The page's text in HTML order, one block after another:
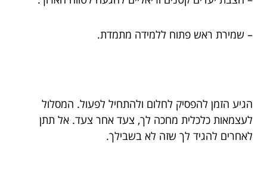
– שמירת ראש פתוח ללמידה מתמדת.
הגיע הזמן להפסיק לחלום ולהתחיל לפעול. המסלול
לעצמאות כלכלית מחכה לך, צעד אחר צעד. אל תתן
לאחרים להגיד לך שזה לא בשבילך.